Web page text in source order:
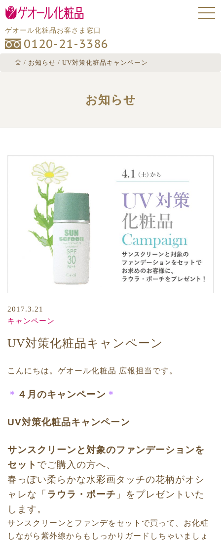
ゲオール化粧品お客さま窓口
0120-21-3386
/ お知らせ / UV対策化粧品キャンペーン
お知らせ
2017.3.21
キャンペーン
UV対策化粧品キャンペーン
こんにちは。ゲオール化粧品 広報担当です。
＊ ４月のキャンペーン ＊
UV対策化粧品キャンペーン
サンスクリーンと対象のファンデーションを
セット でご購入の方へ、
春っぽい柔らかな水彩画タッチの花柄がオシ
ャレな「 ラウラ・ポーチ 」をプレゼントいた
します。
サンスクリーンとファンデをセットで買って、お化粧
しながら紫外線からもしっかりガードしちゃいましょ